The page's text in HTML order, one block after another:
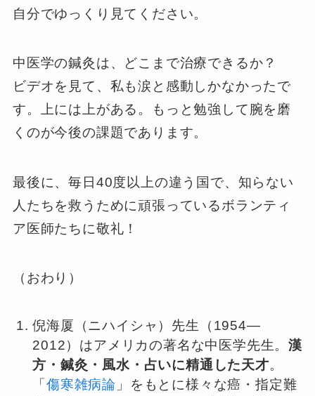
自分でゆっくり見てください。
中医学の鍼灸は、どこまで治療できるか？
ビデオを見て、私も涙と感動しかなかったで
す。上には上がある。もっと勉強して腕を磨
くのが今後の課題であります。
最後に、毎日40度以上の違う国で、知らない
人たちを救うために頑張っているボランティ
ア医師たちに敬礼！
（おわり）
倪海厦（ニハイシャ）先生（1954—
2012）はアメリカの著名な中医学先生。漢
方・鍼灸・風水・占いに精通した天才。
「 傷寒雑病論 」をもとに様々な癌・指定難